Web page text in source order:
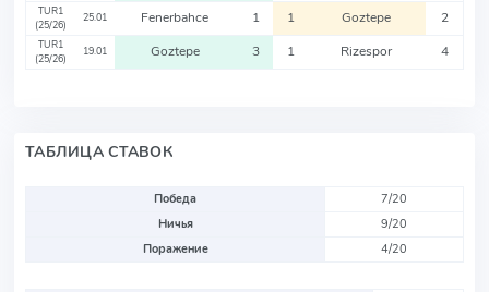
TUR1
(25/26)
25.01 Fenerbahce 1 1 Goztepe 2
TUR1
(25/26)
19.01 Goztepe 3 1 Rizespor 4
ТАБЛИЦА СТАВОК
Победа
7/20
Ничья
9/20
Поражение
4/20